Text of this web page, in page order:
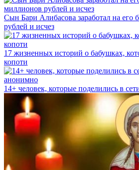
Сын Бари Алибасова заработал на его
рублей и исчез
17 жизненных историй о бабушках,
копоти
14+ человек, которые поделились в